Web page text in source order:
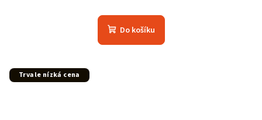
hodnocení
produktu
Do košíku
Trvale nízká cena